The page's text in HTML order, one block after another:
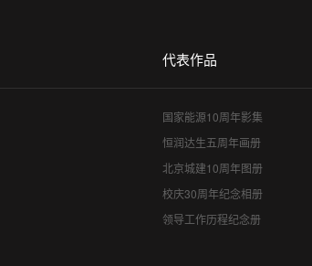
代表作品
国家能源10周年影集
恒润达生五周年画册
北京城建10周年图册
校庆30周年纪念相册
领导工作历程纪念册